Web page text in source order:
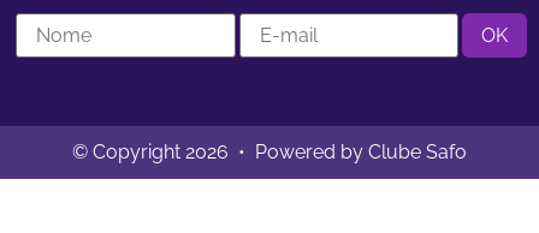
© Copyright 2026 • Powered by Clube Safo